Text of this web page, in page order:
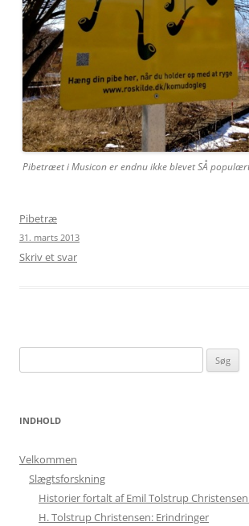
Pibetræet i Musicon er endnu ikke blevet SÅ
Pibetræ
31. marts 2013
Skriv et svar
efter:
INDHOLD
Velkommen
Slægtsforskning
Historier fortalt af Emil Tolstrup Christensen
H. Tolstrup Christensen: Erindringer